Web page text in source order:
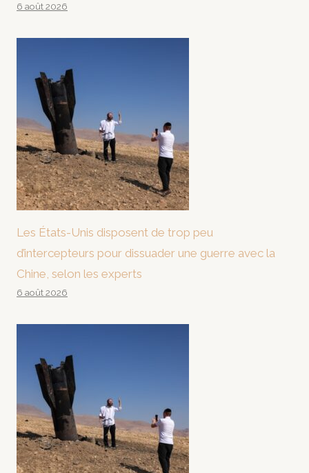
6 août 2026
Les États-Unis disposent de trop peu
d’intercepteurs pour dissuader une guerre avec la
Chine, selon les experts
6 août 2026